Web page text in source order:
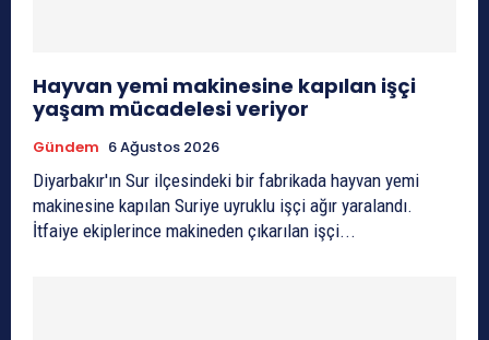
Hayvan yemi makinesine kapılan işçi
yaşam mücadelesi veriyor
Gündem 6 Ağustos 2026
Diyarbakır'ın Sur ilçesindeki bir fabrikada hayvan yemi
makinesine kapılan Suriye uyruklu işçi ağır yaralandı.
İtfaiye ekiplerince makineden çıkarılan işçi...